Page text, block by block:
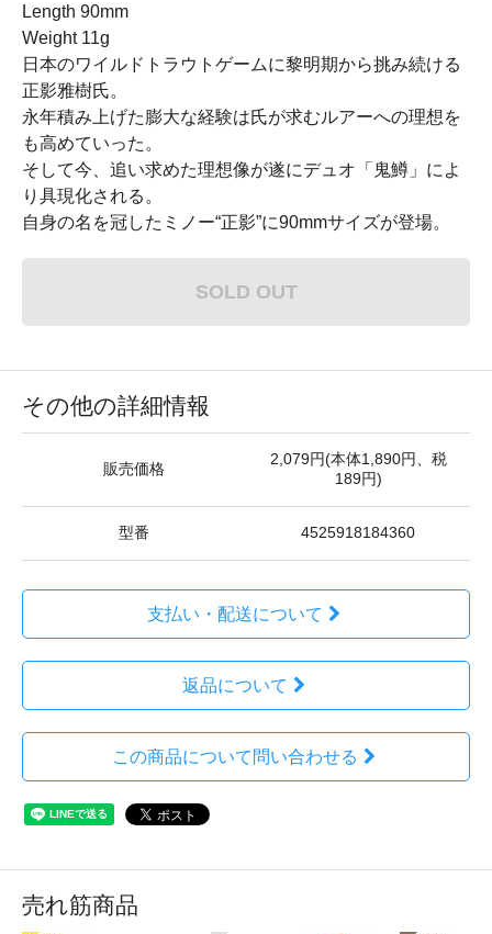
Length 90mm
Weight 11g
日本のワイルドトラウトゲームに黎明期から挑み続ける
正影雅樹氏。
永年積み上げた膨大な経験は氏が求むルアーへの理想を
も高めていった。
そして今、追い求めた理想像が遂にデュオ「鬼鱒」によ
り具現化される。
自身の名を冠したミノー“正影”に90mmサイズが登場。
SOLD OUT
その他の詳細情報
販売価格
2,079円(本体1,890円、税
189円)
型番 4525918184360
支払い・配送について
返品について
この商品について問い合わせる
売れ筋商品